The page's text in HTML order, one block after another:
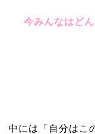
今みんなはど
中には「自分はこ